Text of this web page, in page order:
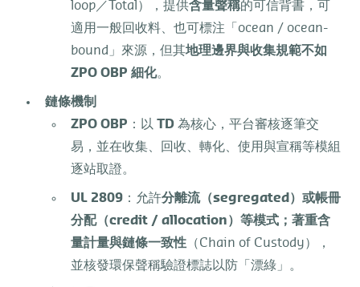
loop／Total），提供含量聲稱的可信背書，可
適用一般回收料、也可標注「ocean / ocean-
bound」來源，但其地理邊界與收集規範不如
ZPO OBP 細化。
鏈條機制
ZPO OBP ：以 TD 為核心，平台審核逐筆交
易，並在收集、回收、轉化、使用與宣稱等模組
逐站取證。
UL 2809 ：允許分離流（segregated ）或帳冊
分配（credit / allocation）等模式；著重含
量計量與鏈條一致性 （Chain of Custody），
並核發環保聲稱驗證標誌以防「漂綠」。